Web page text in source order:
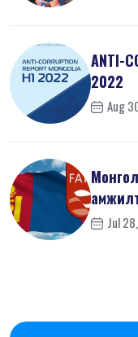
ANTI-
2022
Aug
Jul